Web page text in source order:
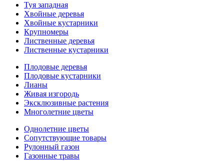
Туя западная
Хвойные деревья
Хвойные кустарники
Крупномеры
Лиственные деревья
Лиственные кустарники
Плодовые деревья
Плодовые кустарники
Лианы
Живая изгородь
Эксклюзивные растения
Многолетние цветы
Однолетние цветы
Сопутствующие товары
Рулонный газон
Газонные травы